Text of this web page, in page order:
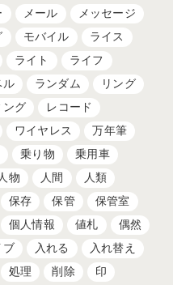
メール
メッセージ
モバイル
ライス
ライト
ライフ
ル ランダム
リング
ング
レコード
ワイヤレス
万年筆
乗り物
乗用車
物 人間
人類
保存 保管
保管室
個人情報 値札
偶然
ブ 入れる
入れ替え
処理 削除
印